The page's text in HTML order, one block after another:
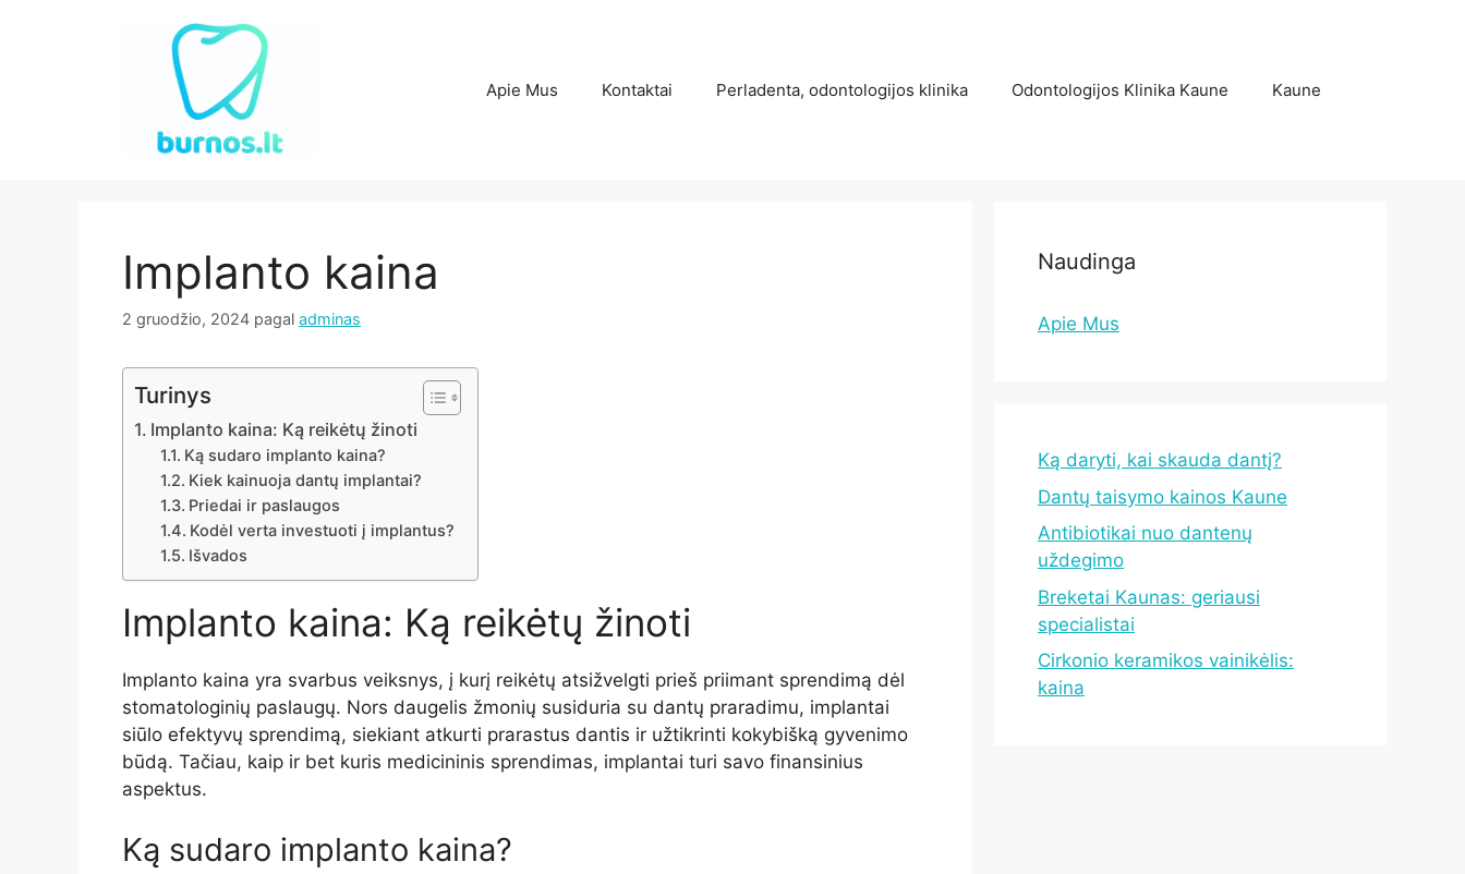
Apie Mus Kontaktai Perladenta, odontologijos klinika Odontologijos Klinika Kaune Kaune
Implanto kaina
2 gruodžio, 2024 pagal adminas
Turinys
Implanto kaina: Ką reikėtų žinoti
Ką sudaro implanto kaina?
Kiek kainuoja dantų implantai?
Priedai ir paslaugos
Kodėl verta investuoti į implantus?
Išvados
Implanto kaina: Ką reikėtų žinoti
Implanto kaina yra svarbus veiksnys, į kurį reikėtų atsižvelgti prieš priimant sprendimą dėl
stomatologinių paslaugų. Nors daugelis žmonių susiduria su dantų praradimu, implantai
siūlo efektyvų sprendimą, siekiant atkurti prarastus dantis ir užtikrinti kokybišką gyvenimo
būdą. Tačiau, kaip ir bet kuris medicininis sprendimas, implantai turi savo finansinius
aspektus.
Ką sudaro implanto kaina?
Naudinga
Apie Mus
Ką daryti, kai skauda dantį?
Dantų taisymo kainos Kaune
Antibiotikai nuo dantenų
uždegimo
Breketai Kaunas: geriausi
specialistai
Cirkonio keramikos vainikėlis:
kaina